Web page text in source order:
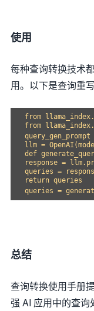
使用
每种查询转换技术
用。以下是查询重
from
from
llm =
def
response =
queries =
return queries
总结
查询转换使用手册
强 AI 应用中的查